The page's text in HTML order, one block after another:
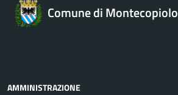
Comune di Montecopiolo
AMMINISTRAZIONE